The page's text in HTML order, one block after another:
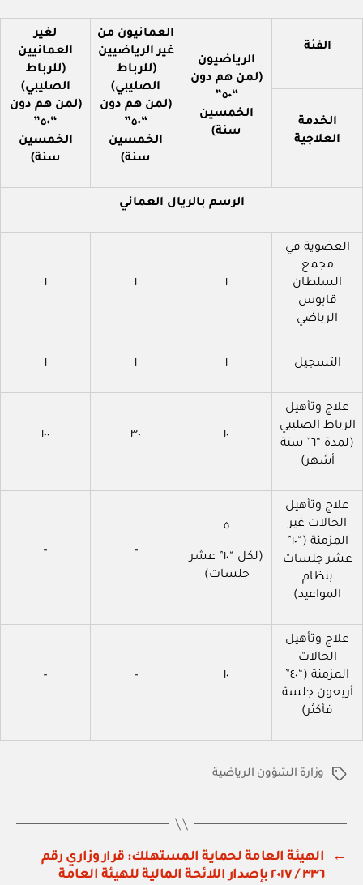
الفئة
الرياضيون
(لمن هم دون
“٥٠”
الخمسين
سنة)
العمانيون من
غير الرياضيين
(للرباط
الصليبي)
(لمن هم دون
“٥٠”
الخمسين
سنة)
لغير
العمانيين
(للرباط
الصليبي)
(لمن هم دون
“٥٠”
الخمسين
سنة)
الخدمة
العلاجية
الرسم بالريال العماني
العضوية في
مجمع
السلطان
قابوس
الرياضي
١ ١ ١
التسجيل ١ ١ ١
علاج وتأهيل
الرباط الصليبي
(لمدة “٦” ستة
أشهر)
١٠ ٣٠ ١٠٠
علاج وتأهيل
الحالات غير
المزمنة (“١٠”
عشر جلسات
بنظام
المواعيد)
٥
(لكل “١٠” عشر
جلسات)
–
–
علاج وتأهيل
الحالات
المزمنة (“٤٠”
أربعون جلسة
فأكثر)
١٠ –
–
الوسوموزارة الشؤون الرياضية
←
الهيئة العامة لحماية المستهلك: قرار وزاري رقم
٣٣٦ / ٢٠١٧ بإصدار اللائحة المالية للهيئة العامة